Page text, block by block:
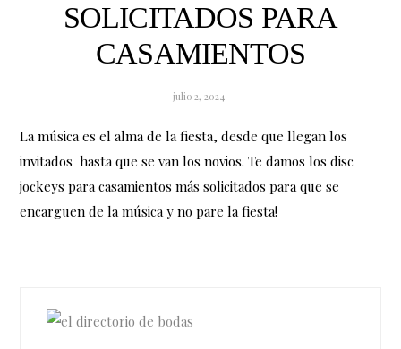
SOLICITADOS PARA
CASAMIENTOS
julio 2, 2024
La música es el alma de la fiesta, desde que llegan los
invitados hasta que se van los novios. Te damos los disc
jockeys para casamientos más solicitados para que se
encarguen de la música y no pare la fiesta!